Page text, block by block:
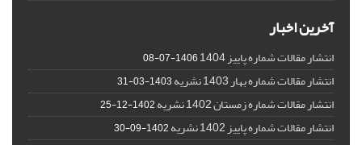
آخرین اخبار
انتشار مقالات شماره پاییز 1404 1406-07-08
انتشار مقالات شماره بهار 1403 نشریه 1403-03-31
انتشار مقالات شماره زمستان 1402 نشریه 1402-12-25
انتشار مقالات شماره پاییز 1402 نشریه 1402-09-30